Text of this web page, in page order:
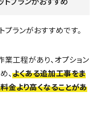
プランがおすすめです。
工程があり、オプション
、よくある追加工事をま
金より高くなることがあ